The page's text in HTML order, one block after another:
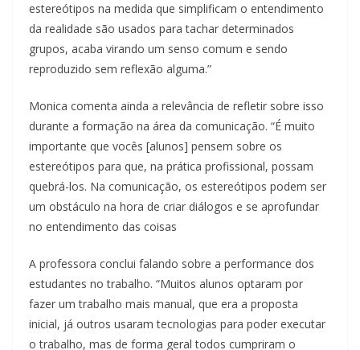
estereótipos na medida que simplificam o entendimento
da realidade são usados para tachar determinados
grupos, acaba virando um senso comum e sendo
reproduzido sem reflexão alguma.”
Monica comenta ainda a relevância de refletir sobre isso
durante a formação na área da comunicação. “É muito
importante que vocês [alunos] pensem sobre os
estereótipos para que, na prática profissional, possam
quebrá-los. Na comunicação, os estereótipos podem ser
um obstáculo na hora de criar diálogos e se aprofundar
no entendimento das coisas
A professora conclui falando sobre a performance dos
estudantes no trabalho. “Muitos alunos optaram por
fazer um trabalho mais manual, que era a proposta
inicial, já outros usaram tecnologias para poder executar
o trabalho, mas de forma geral todos cumpriram o